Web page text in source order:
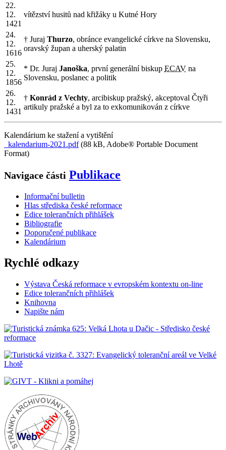
22.
12.
1421
vítězství husitů nad křižáky u Kutné Hory
24.
12.
1616
† Juraj Thurzo, obránce evangelické církve na Slovensku,
oravský župan a uherský palatin
25.
12.
1856
* Dr. Juraj Janoška, první generální biskup ECAV na
Slovensku, poslanec a politik
26.
12.
1431
† Konrád z Vechty, arcibiskup pražský, akceptoval Čtyři
artikuly pražské a byl za to exkomunikován z církve
Kalendárium ke stažení a vytištění
kalendarium-2021.pdf(88 kB, Adobe® Portable Document
Format)
Navigace části Publikace
Informační bulletin
Hlas střediska české reformace
Edice tolerančních přihlášek
Bibliografie
Doporučené publikace
Kalendárium
Rychlé odkazy
Výstava Česká reformace v evropském kontextu on-line
Edice tolerančních přihlášek
Knihovna
Napište nám